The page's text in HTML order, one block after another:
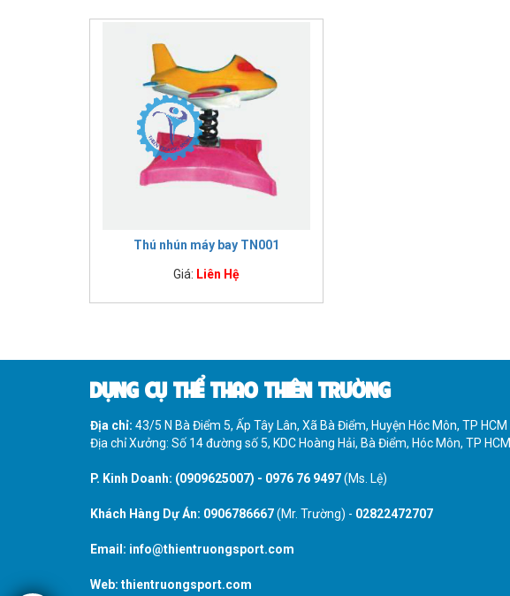
Thú nhún máy bay TN001
Giá: Liên Hệ
DỤNG CỤ THỂ THAO THIÊN TRƯỜNG
Địa chỉ: 43/5 N Bà Điểm 5, Ấp Tây Lân, Xã Bà Điểm, Huyện Hóc Môn, TP HCM
Địa chỉ Xưởng: Số 14 đường số 5, KDC Hoàng Hải, Bà Điểm, Hóc Môn, TP HCM
P. Kinh Doanh: (0909625007) - 0976 76 9497(Ms. Lệ)
Khách Hàng Dự Án: 0906786667(Mr. Trường) - 02822472707
Email: info@thientruongsport.com
Web: thientruongsport.com